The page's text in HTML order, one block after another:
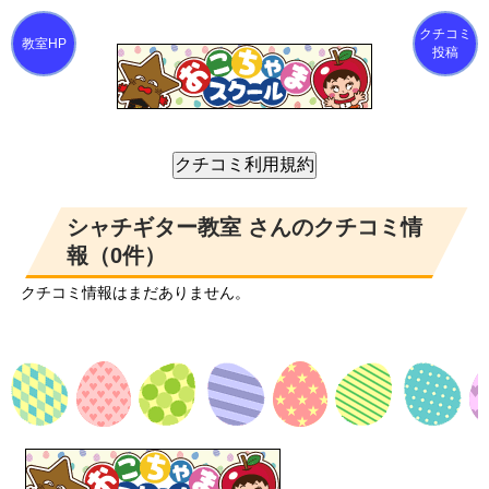
クチコミ
投稿
シャチギター教室 さんのクチコミ情
報（0件）
クチコミ情報はまだありません。